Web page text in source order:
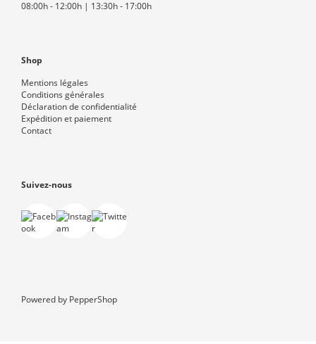
08:00h - 12:00h | 13:30h - 17:00h
Shop
Mentions légales
Conditions générales
Déclaration de confidentialité
Expédition et paiement
Contact
Suivez-nous
Powered by PepperShop